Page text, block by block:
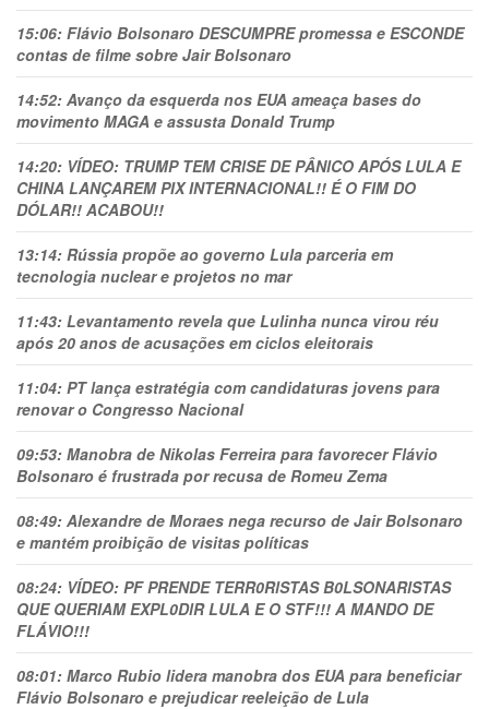
15:06: Flávio Bolsonaro DESCUMPRE promessa e ESCONDE
contas de filme sobre Jair Bolsonaro
14:52: Avanço da esquerda nos EUA ameaça bases do
movimento MAGA e assusta Donald Trump
14:20: VÍDEO: TRUMP TEM CRlSE DE PÂNlCO APÓS LULA E
CHINA LANÇAREM PIX INTERNACIONAL!! É O FIM DO
DÓLAR!! ACABOU!!
13:14: Rússia propõe ao governo Lula parceria em
tecnologia nuclear e projetos no mar
11:43: Levantamento revela que Lulinha nunca virou réu
após 20 anos de acusações em ciclos eleitorais
11:04: PT lança estratégia com candidaturas jovens para
renovar o Congresso Nacional
09:53: Manobra de Nikolas Ferreira para favorecer Flávio
Bolsonaro é frustrada por recusa de Romeu Zema
08:49: Alexandre de Moraes nega recurso de Jair Bolsonaro
e mantém proibição de visitas políticas
08:24: VÍDEO: PF PRENDE TERR0RlSTAS B0LSONARlSTAS
QUE QUERIAM EXPL0DlR LULA E O STF!!! A MANDO DE
FLÁVIO!!!
08:01: Marco Rubio lidera manobra dos EUA para beneficiar
Flávio Bolsonaro e prejudicar reeleição de Lula